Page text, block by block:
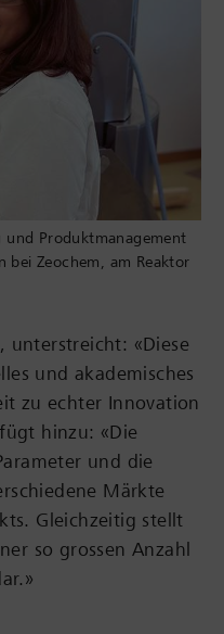
Produktmanagement
bei Zeochem, am Reaktor
unterstreicht: «Diese
und akademisches
zu echter Innovation
hinzu: «Die
und die
Märkte
Gleichzeitig stellt
so grossen Anzahl